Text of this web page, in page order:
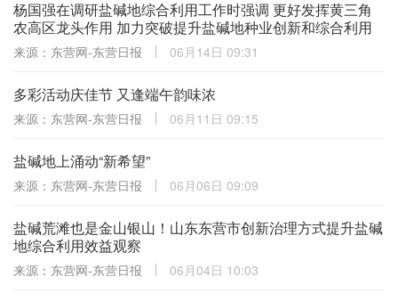
杨国强在调研盐碱地综合利用工作时强调 更好发挥黄三角
农高区龙头作用 加力突破提升盐碱地种业创新和综合利用
来源：东营网-东营日报 06月14日 09:31
多彩活动庆佳节 又逢端午韵味浓
来源：东营网-东营日报 06月11日 09:15
盐碱地上涌动“新希望”
来源：东营网-东营日报 06月06日 09:09
盐碱荒滩也是金山银山！山东东营市创新治理方式提升盐碱
地综合利用效益观察
来源：东营网-东营日报 06月04日 10:03